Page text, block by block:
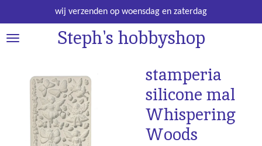
direct
naar
Steph's hobbyshop
wij verzenden op woensdag en zaterdag
stamperia
silicone mal
Whispering
Woods